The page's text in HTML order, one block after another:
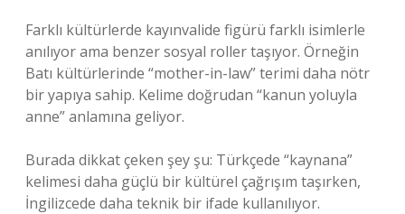
Farklı kültürlerde kayınvalide figürü farklı isimlerle
anılıyor ama benzer sosyal roller taşıyor. Örneğin
Batı kültürlerinde “mother-in-law” terimi daha nötr
bir yapıya sahip. Kelime doğrudan “kanun yoluyla
anne” anlamına geliyor.
Burada dikkat çeken şey şu: Türkçede “kaynana”
kelimesi daha güçlü bir kültürel çağrışım taşırken,
İngilizcede daha teknik bir ifade kullanılıyor.